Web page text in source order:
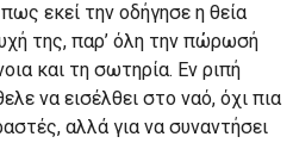
εκεί την οδήγησε η θεία
της, παρ’ όλη την πώρωσή
και τη σωτηρία. Εν ριπή
να εισέλθει στο ναό, όχι πια
αλλά για να συναντήσει